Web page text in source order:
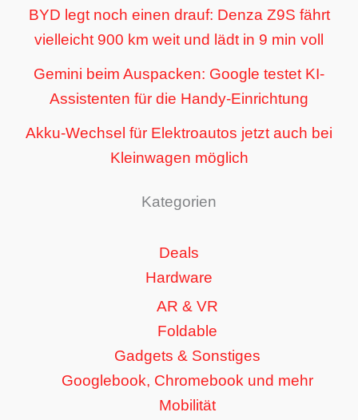
BYD legt noch einen drauf: Denza Z9S fährt
vielleicht 900 km weit und lädt in 9 min voll
Gemini beim Auspacken: Google testet KI-
Assistenten für die Handy-Einrichtung
Akku-Wechsel für Elektroautos jetzt auch bei
Kleinwagen möglich
Kategorien
Deals
Hardware
AR & VR
Foldable
Gadgets & Sonstiges
Googlebook, Chromebook und mehr
Mobilität